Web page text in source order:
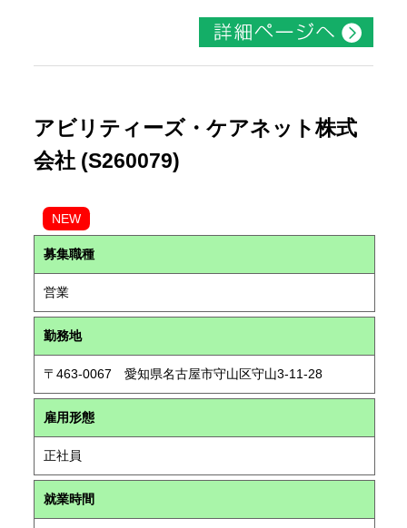
アビリティーズ・ケアネット株式
会社 (S260079)
NEW
募集職種
営業
勤務地
〒463-0067 愛知県名古屋市守山区守山3-11-28
雇用形態
正社員
就業時間